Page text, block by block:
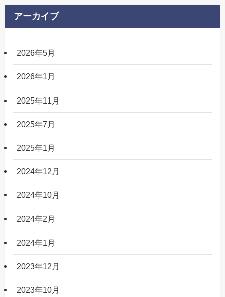
アーカイブ
2026年5月
2026年1月
2025年11月
2025年7月
2025年1月
2024年12月
2024年10月
2024年2月
2024年1月
2023年12月
2023年10月